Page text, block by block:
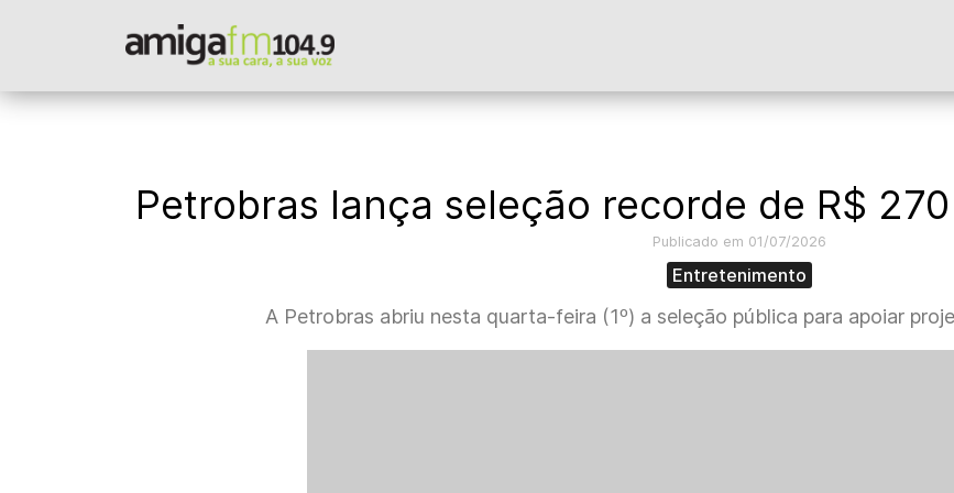
Petrobras lança seleção recorde de R$
Publicado em 01/07/2026
Entretenimento
A Petrobras abriu nesta quarta-feira (1º) a seleção pública para apoiar